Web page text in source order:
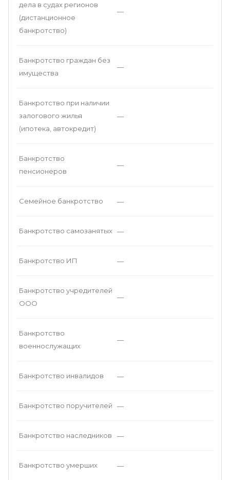
дела в судах регионов
(дистанционное
банкротство)
—
Банкротство граждан без
имущества
—
Банкротство при наличии
залогового жилья
(ипотека, автокредит)
—
Банкротство
пенсионеров
—
Семейное банкротство —
Банкротство самозанятых —
Банкротство ИП —
Банкротство учредителей
ООО
—
Банкротство
военнослужащих
—
Банкротство инвалидов —
Банкротство поручителей —
Банкротство наследников —
Банкротство умерших —